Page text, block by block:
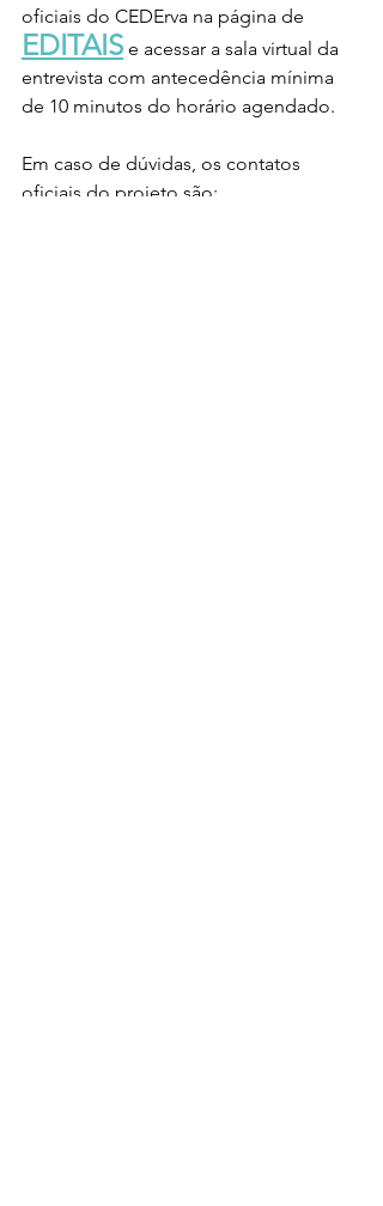
oficiais do CEDErva na página de
EDITAIS e acessar a sala virtual da
entrevista com antecedência mínima
de 10 minutos do horário agendado.
Em caso de dúvidas, os contatos
oficiais do projeto são: